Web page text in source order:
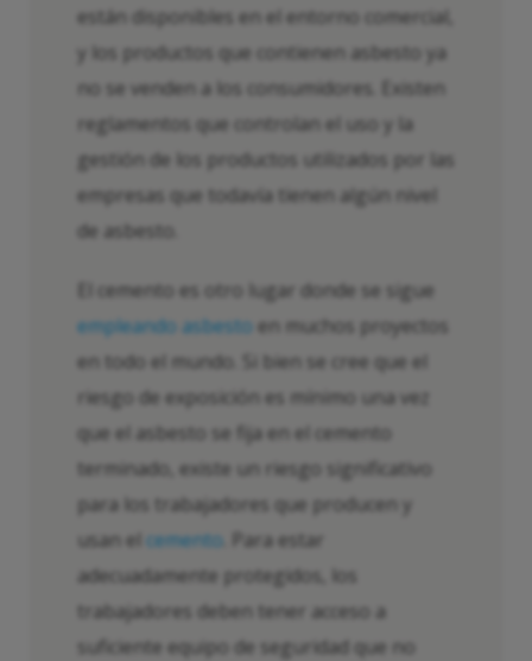
están disponibles en el entorno comercial,
y los productos que contienen asbesto ya
no se venden a los consumidores. Existen
reglamentos que controlan el uso y la
gestión de los productos utilizados por las
empresas que todavía tienen algún nivel
de asbesto.
El cemento es otro lugar donde se sigue
empleando asbesto en muchos proyectos
en todo el mundo. Si bien se cree que el
riesgo de exposición es mínimo una vez
que el asbesto se fija en el cemento
terminado, existe un riesgo significativo
para los trabajadores que producen y
usan el cemento . Para estar
adecuadamente protegidos, los
trabajadores deben tener acceso a
suficiente equipo de seguridad que no